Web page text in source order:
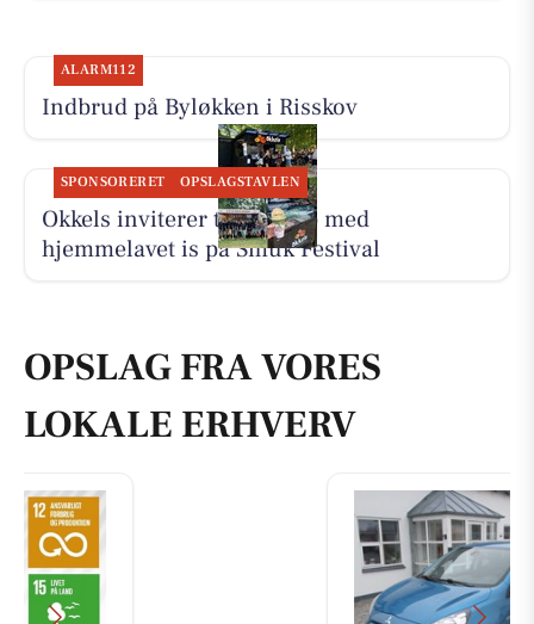
ALARM112
Indbrud på Byløkken i Risskov
SPONSORERET OPSLAGSTAVLEN
Okkels inviterer til pit stop med
hjemmelavet is på Smuk Festival
OPSLAG FRA VORES
LOKALE ERHVERV